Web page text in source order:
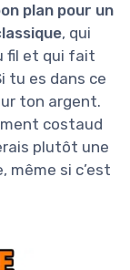
plan pour un
, qui
fil et qui fait
tu es dans ce
ton argent.
costaud
plutôt une
même si c’est